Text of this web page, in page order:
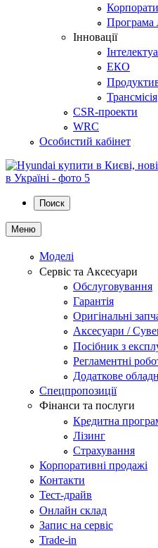
Програма
Інновації
ЕКО
Трансмісія
CSR-проекти
WRC
Особистий кабінет
Поиск
Меню
Моделі
Сервіс та Аксесуари
Обслуговування
Гарантія
Оригінальні
Аксесуари /
Посібник з
Регламентні
Додаткове
Спецпропозиції
Фінанси та послуги
Кредитна
Лізинг
Страхування
Корпоративні продажі
Контакти
Тест-драйв
Онлайн склад
Запис на сервіс
Trade-in